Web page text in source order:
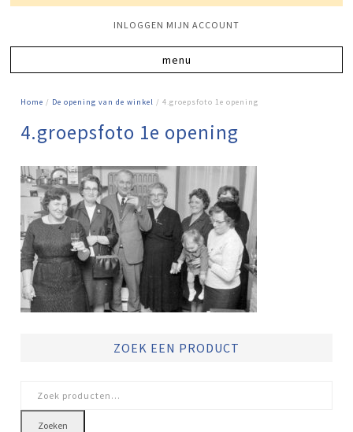
INLOGGEN MIJN ACCOUNT
Home / De opening van de winkel / 4.groepsfoto 1e opening
4.groepsfoto 1e opening
ZOEK EEN PRODUCT
naar:
Zoeken